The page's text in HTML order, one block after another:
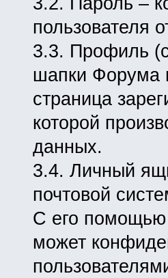
пользователя
3.3. Профиль
шапки Форума
страница
которой
данных.
3.4. Личный
почтовой
С его помощью
может